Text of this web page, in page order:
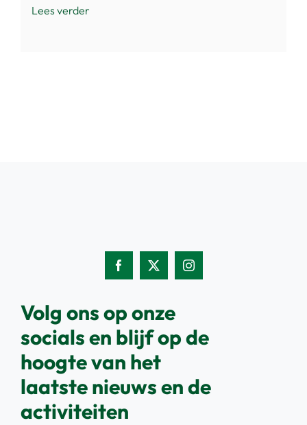
Lees verder
Volg ons op onze
socials en blijf op de
hoogte van het
laatste nieuws en de
activiteiten